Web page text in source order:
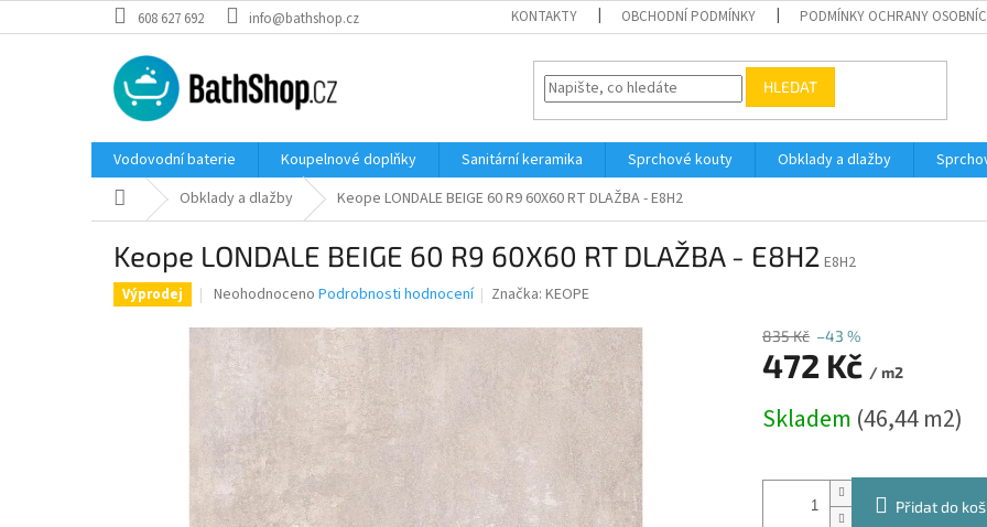
na
608 627 692 info@bathshop.cz KONTAKTY OBCHODNÍ PODMÍNKY PODMÍNKY OCHRANY
HLEDAT
Vodovodní baterie Koupelnové doplňky Sanitární keramika Sprchové kouty Obklady a dlažby
Domů Obklady a dlažby Keope LONDALE BEIGE 60 R9 60X60 RT DLAŽBA - E8H2
Keope LONDALE BEIGE 60 R9 60X60 RT DLAŽBA - E8H2 E8H2
Výprodej
Průměrné
produktu
0,0
z
5
hvězdiček.
Neohodnoceno Podrobnosti hodnocení Značka:KEOPE
835 Kč –43 %
472 Kč / m2
cena:
Skladem (46,44 m2)
Přidat do